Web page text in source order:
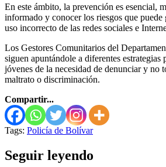
En este ámbito, la prevención es esencial,
informado y conocer los riesgos que puede
uso incorrecto de las redes sociales e
Los Gestores Comunitarios del
siguen apuntándole a diferentes estrategias
jóvenes de la necesidad de denunciar y no
maltrato o discriminación.
Compartir...
Tags: Policía de Bolívar
Seguir leyendo